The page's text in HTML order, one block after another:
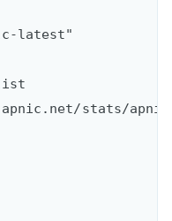
latest"
stats/apnic/